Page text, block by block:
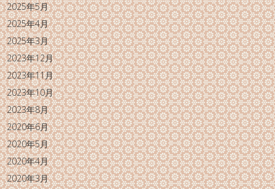
2025年5月
2025年4月
2025年3月
2023年12月
2023年11月
2023年10月
2023年8月
2020年6月
2020年5月
2020年4月
2020年3月